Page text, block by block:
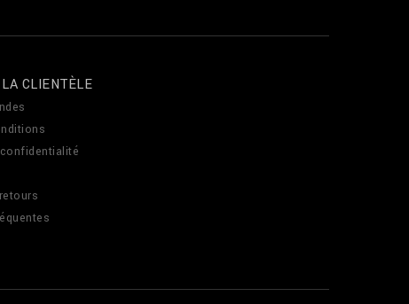
CLIENTÈLE